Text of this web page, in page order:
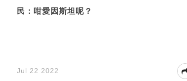
民：咁愛因斯坦呢？
Jul 22 2022